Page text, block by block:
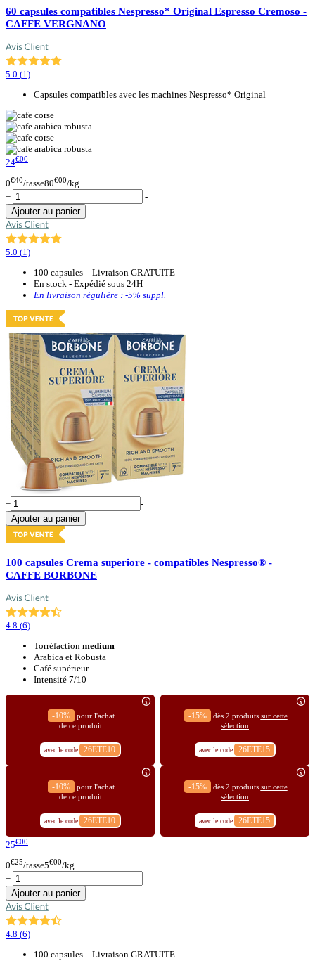
60 capsules compatibles Nespresso* Original Espresso Cremoso -
CAFFE VERGNANO
5.0 (1)
Capsules compatibles avec les machines Nespresso* Original
24€00
0€40/tasse80€00/kg
+
-
Ajouter au panier
5.0 (1 )
100 capsules = Livraison GRATUITE
En stock - Expédié sous 24H
En livraison régulière : -5% suppl.
+
-
Ajouter au panier
100 capsules Crema superiore - compatibles Nespresso® -
CAFFE BORBONE
4.8 (6)
Torréfaction medium
Arabica et Robusta
Café supérieur
Intensité 7/10
-10%
pour l'achat
de ce produit
avec le code 26ETE10
-15% dès 2 produits sur cette
sélection
avec le code 26ETE15
-10%
pour l'achat
de ce produit
avec le code 26ETE10
-15% dès 2 produits sur cette
sélection
avec le code 26ETE15
25€00
0€25/tasse5€00/kg
+
-
Ajouter au panier
4.8 (6)
100 capsules = Livraison GRATUITE